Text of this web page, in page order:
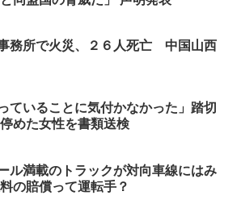
めた女性を書類送検
の賠償って運転手？